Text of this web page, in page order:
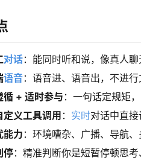
对话：能同时听和说，像真人
语音：语音进、语音出，不进
循 + 适时参与 ：一句话定规矩
定义工具调用 ： 实时对话中直
能力：环境嘈杂、广播、导航
停：精准判断你是短暂停顿思